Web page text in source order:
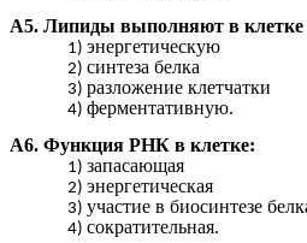
А5. Липиды выполняют в
энергетическую
синтеза белка
разложение клетчатки
ферментативную.
А6. Функция РНК в клетке:
запасающая
энергетическая
участие в биосинтезе
сократительная.